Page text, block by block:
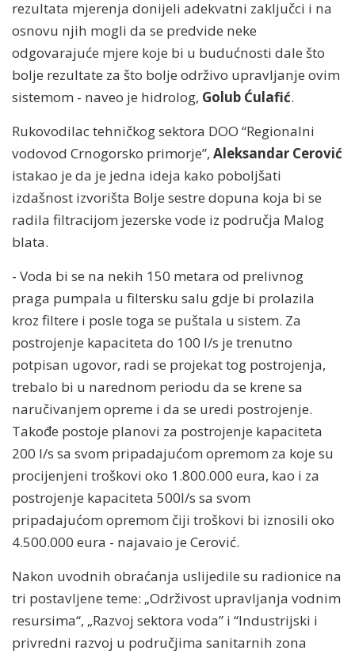
rezultata mjerenja donijeli adekvatni zaključci i na
osnovu njih mogli da se predvide neke
odgovarajuće mjere koje bi u budućnosti dale što
bolje rezultate za što bolje održivo upravljanje ovim
sistemom - naveo je hidrolog, Golub Ćulafić.
Rukovodilac tehničkog sektora DOO “Regionalni
vodovod Crnogorsko primorje”, Aleksandar Cerović
istakao je da je jedna ideja kako poboljšati
izdašnost izvorišta Bolje sestre dopuna koja bi se
radila filtracijom jezerske vode iz područja Malog
blata.
- Voda bi se na nekih 150 metara od prelivnog
praga pumpala u filtersku salu gdje bi prolazila
kroz filtere i posle toga se puštala u sistem. Za
postrojenje kapaciteta do 100 l/s je trenutno
potpisan ugovor, radi se projekat tog postrojenja,
trebalo bi u narednom periodu da se krene sa
naručivanjem opreme i da se uredi postrojenje.
Takođe postoje planovi za postrojenje kapaciteta
200 l/s sa svom pripadajućom opremom za koje su
procijenjeni troškovi oko 1.800.000 eura, kao i za
postrojenje kapaciteta 500l/s sa svom
pripadajućom opremom čiji troškovi bi iznosili oko
4.500.000 eura - najavaio je Cerović.
Nakon uvodnih obraćanja uslijedile su radionice na
tri postavljene teme: „Održivost upravljanja vodnim
resursima“, „Razvoj sektora voda” i “Industrijski i
privredni razvoj u područjima sanitarnih zona